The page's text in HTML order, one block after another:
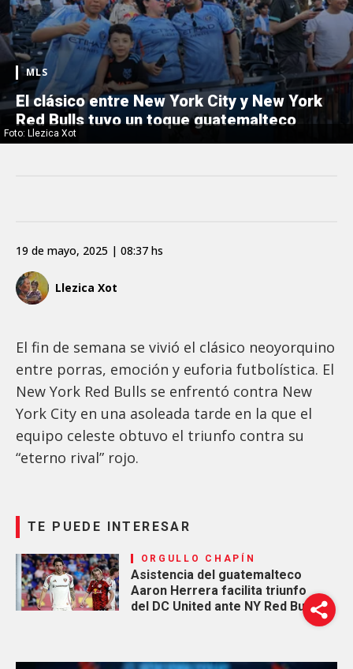
Foto: Llezica Xot
MLS
El clásico entre New York City y New York
Red Bulls tuvo un toque guatemalteco
Llezica Xot
19 de mayo, 2025 | 08:37 hs
El fin de semana se vivió el clásico neoyorquino
entre porras, emoción y euforia futbolística. El
New York Red Bulls se enfrentó contra New
York City en una asoleada tarde en la que el
equipo celeste obtuvo el triunfo contra su
“eterno rival” rojo.
TE PUEDE INTERESAR
ORGULLO CHAPÍN
Asistencia del guatemalteco
Aaron Herrera facilita triunfo
del DC United ante NY Red Bulls